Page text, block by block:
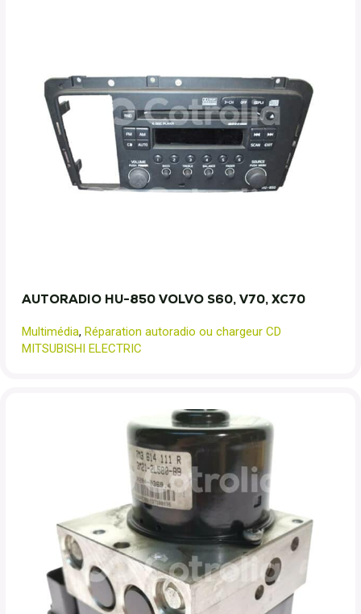
AUTORADIO HU-850 VOLVO S60, V70, XC70
Multimédia, Réparation autoradio ou chargeur CD
MITSUBISHI ELECTRIC